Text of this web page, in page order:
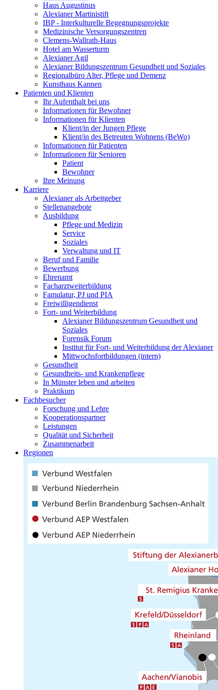
Haus Augustinus
Alexianer Martinistift
IBP - Interkulturelle Begegnungsprojekte
Medizinische Versorgungszentren
Clemens-Wallrath-Haus
Hotel am Wasserturm
Alexianer Agil
Alexianer Bildungszentrum Gesundheit und Soziales
Regionalbüro Alter, Pflege und Demenz
Kunsthaus Kannen
Patienten und Klienten
Ihr Aufenthalt bei uns
Informationen für Bewohner
Informationen für Klienten
Klient/in der Jungen Pflege
Klient/in des Betreuten Wohnens (BeWo)
Informationen für Patienten
Informationen für Senioren
Patient
Bewohner
Ihre Meinung
Karriere
Alexianer als Arbeitgeber
Stellenangebote
Ausbildung
Pflege und Medizin
Service
Soziales
Verwaltung und IT
Beruf und Familie
Bewerbung
Ehrenamt
Facharztweiterbildung
Famulatur, PJ und PIA
Freiwilligendienst
Fort- und Weiterbildung
Alexianer Bildungszentrum Gesundheit und
Soziales
Forensik Forum
Institut für Fort- und Weiterbildung der Alexianer
Mittwochsfortbildungen (intern)
Gesundheit
Gesundheits- und Krankenpflege
In Münster leben und arbeiten
Praktikum
Fachbesucher
Forschung und Lehre
Kooperationspartner
Leistungen
Qualität und Sicherheit
Zusammenarbeit
Regionen